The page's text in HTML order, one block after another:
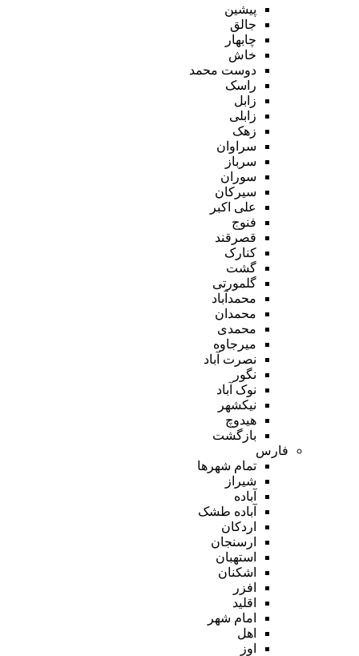
پیشین
جالق
چابهار
خاش
دوست محمد
راسک
زابل
زابلی
زهک
سراوان
سرباز
سوران
سیرکان
علی اکبر
فنوج
قصرقند
کنارک
گشت
گلمورتی
محمدآباد
محمدان
محمدی
میرجاوه
نصرت آباد
نگور
نوک آباد
نیکشهر
هیدوچ
بازگشت
فارس
تمام شهر‌ها
شیراز
آباده
آباده طشک
اردکان
ارسنجان
استهبان
اشکنان
افزر
اقلید
امام شهر
اهل
اوز